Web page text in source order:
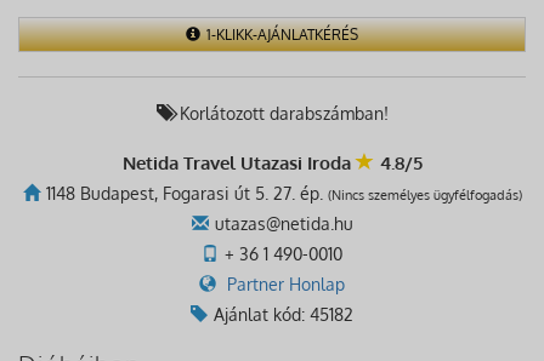
1-KLIKK-AJÁNLATKÉRÉS
Korlátozott darabszámban!
Netida Travel Utazasi Iroda 4.8/5
1148 Budapest, Fogarasi út 5. 27. ép. (Nincs személyes ügyfélfogadás)
utazas@netida.hu
+ 36 1 490-0010
Partner Honlap
Ajánlat kód: 45182